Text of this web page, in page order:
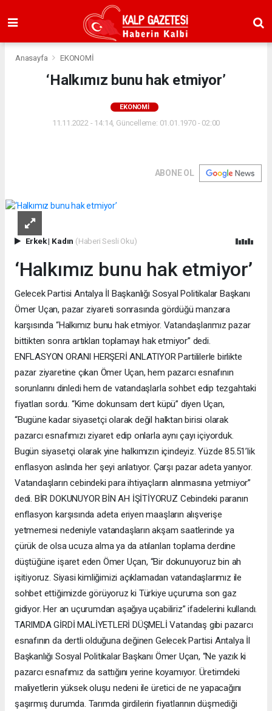
Anasayfa EKONOMİ
‘Halkımız bunu hak etmiyor’
EKONOMİ
11.11.2022 - 14:14, Güncelleme: 01.01.1970 - 02:00
ABONE OL
Erkek| Kadın (Haberi Sesli Oku)
‘Halkımız bunu hak etmiyor’
Gelecek Partisi Antalya İl Başkanlığı Sosyal Politikalar Başkanı
Ömer Uçan, pazar ziyareti sonrasında gördüğü manzara
karşısında “Halkımız bunu hak etmiyor. Vatandaşlarımız pazar
bittikten sonra artıkları toplamayı hak etmiyor” dedi.
ENFLASYON ORANI HERŞERİ ANLATIYOR Partililerle birlikte
pazar ziyaretine çıkan Ömer Uçan, hem pazarcı esnafının
sorunlarını dinledi hem de vatandaşlarla sohbet edip tezgahtaki
fiyatları sordu. “Kime dokunsam dert küpü” diyen Uçan,
“Bugüne kadar siyasetçi olarak değil halktan birisi olarak
pazarcı esnafımızı ziyaret edip onlarla aynı çayı içiyorduk.
Bugün siyasetçi olarak yine halkımızın içindeyiz. Yüzde 85.51’lik
enflasyon aslında her şeyi anlatıyor. Çarşı pazar adeta yanıyor.
Vatandaşların cebindeki para ihtiyaçların alınmasına yetmiyor”
dedi. BİR DOKUNUYOR BİN AH İŞİTİYORUZ Cebindeki paranın
enflasyon karşısında adeta eriyen maaşların alışverişe
yetmemesi nedeniyle vatandaşların akşam saatlerinde ya
çürük de olsa ucuza alma ya da atılanları toplama derdine
düştüğüne işaret eden Ömer Uçan, “Bir dokunuyoruz bin ah
işitiyoruz. Siyasi kimliğimizi açıklamadan vatandaşlarımız ile
sohbet ettiğimizde görüyoruz ki Türkiye uçuruma son gaz
gidiyor. Her an uçurumdan aşağıya uçabiliriz” ifadelerini kullandı.
TARIMDA GİRDİ MALİYETLERİ DÜŞMELİ Vatandaş gibi pazarcı
esnafının da dertli olduğuna değinen Gelecek Partisi Antalya İl
Başkanlığı Sosyal Politikalar Başkanı Ömer Uçan, “Ne yazık ki
pazarcı esnafımız da sattığını yerine koyamıyor. Üretimdeki
maliyetlerin yüksek oluşu nedeni ile üretici de ne yapacağını
şaşırmış durumda. Tarımda girdilerin fiyatlarının düşmediği